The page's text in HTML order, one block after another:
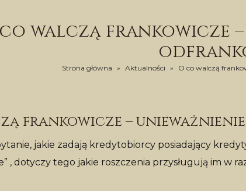
walczą frankowicze
Strona główna » Aktualności » O co walczą
frankowicze –
jakie zadają kredytobiorcy posiadający
, dotyczy tego jakie roszczenia przysługują im w